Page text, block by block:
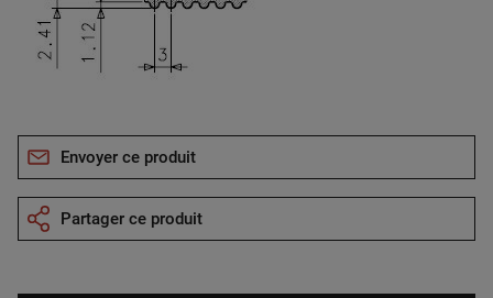
Envoyer ce produit
Partager ce produit